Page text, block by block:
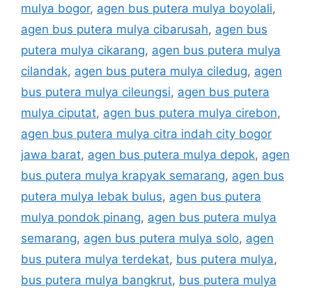
mulya bogor, agen bus putera mulya boyolali,
agen bus putera mulya cibarusah, agen bus
putera mulya cikarang, agen bus putera mulya
cilandak, agen bus putera mulya ciledug, agen
bus putera mulya cileungsi, agen bus putera
mulya ciputat, agen bus putera mulya cirebon,
agen bus putera mulya citra indah city bogor
jawa barat, agen bus putera mulya depok, agen
bus putera mulya krapyak semarang, agen bus
putera mulya lebak bulus, agen bus putera
mulya pondok pinang, agen bus putera mulya
semarang, agen bus putera mulya solo, agen
bus putera mulya terdekat, bus putera mulya,
bus putera mulya bangkrut, bus putera mulya